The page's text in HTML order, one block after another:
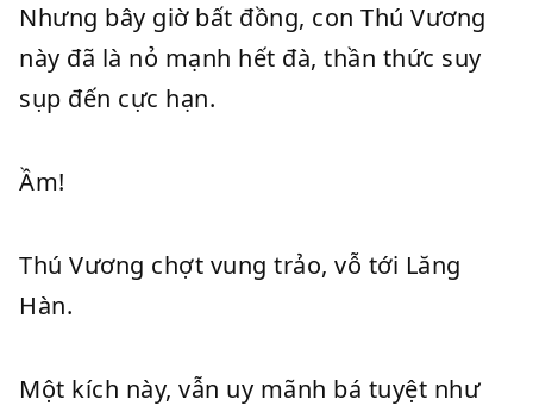
Nhưng bây giờ bất đồng, con Thú Vương
này đã là nỏ mạnh hết đà, thần thức suy
sụp đến cực hạn.
Ầm!
Thú Vương chợt vung trảo, vỗ tới Lăng
Hàn.
Một kích này, vẫn uy mãnh bá tuyệt như